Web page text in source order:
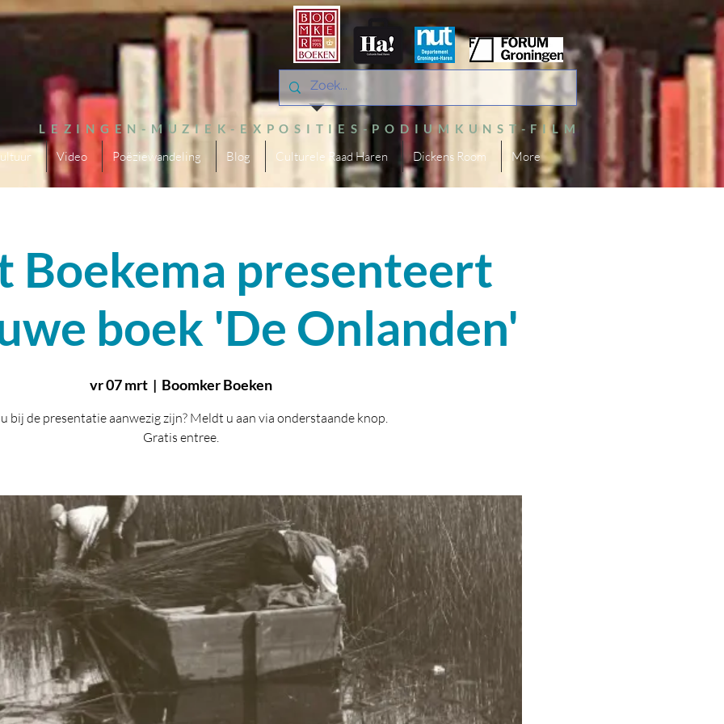
LEZINGEN-MUZIEK-EXPOSITIES-PODIUMKUNST-FILM
Video Poëziewandeling Blog Culturele Raad Haren Dickens Room More
Boekema presenteert
boek 'De Onlanden'
vr 07 mrt
  |
Boomker Boeken
bij de presentatie aanwezig zijn? Meldt u aan via onderstaande knop.
Gratis entree.